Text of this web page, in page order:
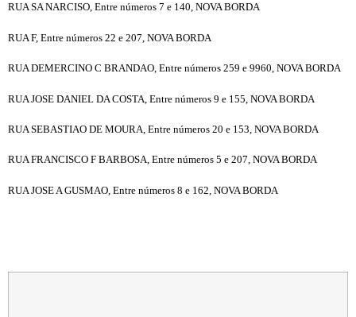
RUA SA NARCISO, Entre números 7 e 140, NOVA BORDA
RUA F, Entre números 22 e 207, NOVA BORDA
RUA DEMERCINO C BRANDAO, Entre números 259 e 9960, NOVA BORDA
RUA JOSE DANIEL DA COSTA, Entre números 9 e 155, NOVA BORDA
RUA SEBASTIAO DE MOURA, Entre números 20 e 153, NOVA BORDA
RUA FRANCISCO F BARBOSA, Entre números 5 e 207, NOVA BORDA
RUA JOSE A GUSMAO, Entre números 8 e 162, NOVA BORDA